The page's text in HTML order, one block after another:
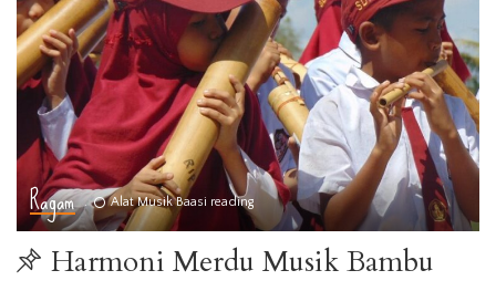
Ragam Alat Musik Baasi reading
Harmoni Merdu Musik Bambu